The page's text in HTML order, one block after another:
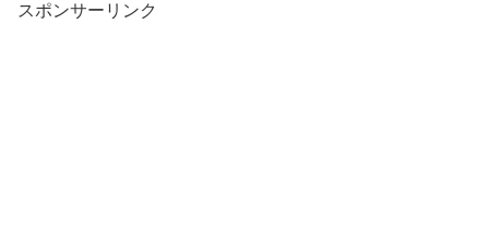
スポンサーリンク